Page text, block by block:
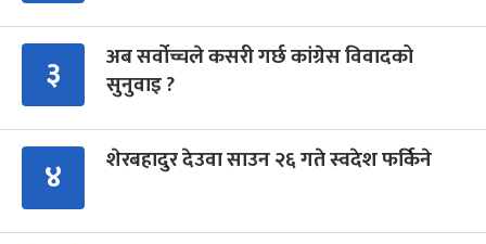
३
अब सर्वोच्चले कसरी गर्छ कांग्रेस विवादको
सुनुवाइ ?
४ शेरबहादुर देउवा साउन २६ गते स्वदेश फर्किने